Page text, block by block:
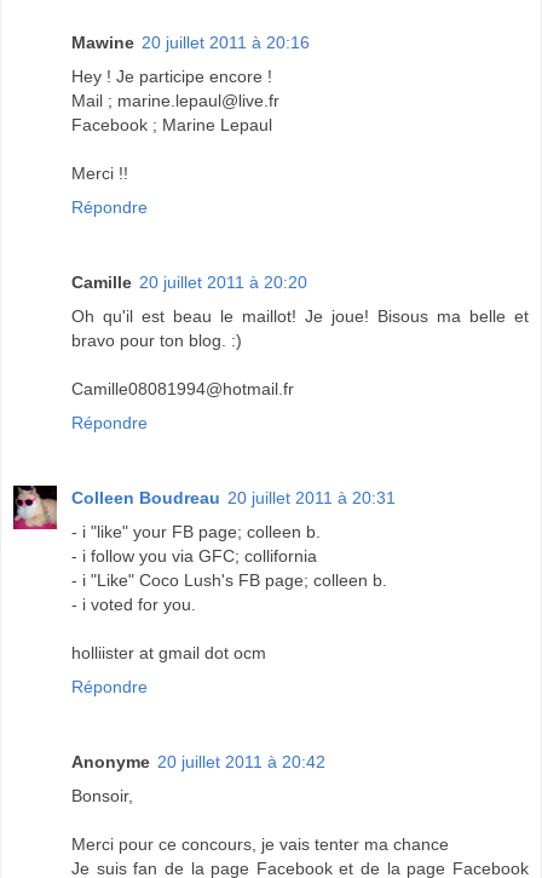
Mawine 20 juillet 2011 à 20:16
Hey ! Je participe encore !
Mail ; marine.lepaul@live.fr
Facebook ; Marine Lepaul
Merci !!
Répondre
Camille 20 juillet 2011 à 20:20
Oh qu'il est beau le maillot! Je joue! Bisous ma belle et
bravo pour ton blog. :)
Camille08081994@hotmail.fr
Répondre
Colleen Boudreau 20 juillet 2011 à 20:31
- i "like" your FB page; colleen b.
- i follow you via GFC; collifornia
- i "Like" Coco Lush's FB page; colleen b.
- i voted for you.
holliister at gmail dot ocm
Répondre
Anonyme 20 juillet 2011 à 20:42
Bonsoir,
Merci pour ce concours, je vais tenter ma chance
Je suis fan de la page Facebook et de la page Facebook